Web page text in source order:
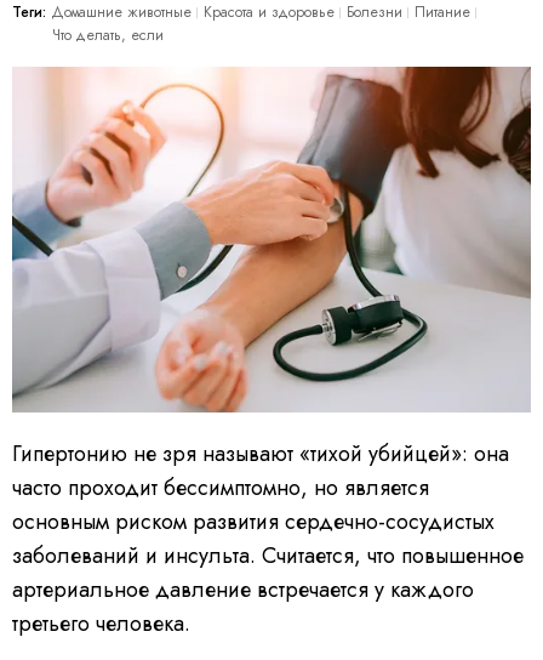
Теги: Домашние животные Красота и здоровье Болезни
Питание
Что делать, если
Гипертонию не зря называют «тихой убийцей»: она
часто проходит бессимптомно, но является
основным риском развития сердечно-сосудистых
заболеваний и инсульта. Считается, что повышенное
артериальное давление встречается у каждого
третьего человека.